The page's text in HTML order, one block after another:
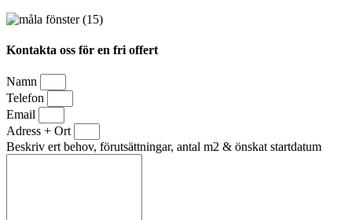
Kontakta oss för en fri offert
Namn
Telefon
Email
Adress + Ort
Beskriv ert behov, förutsättningar, antal m2 & önskat startdatum